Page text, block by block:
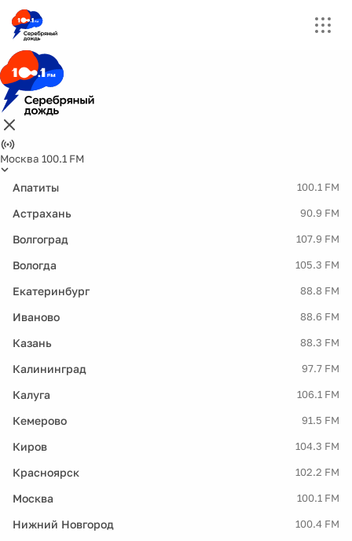
Москва 100.1 FM
Апатиты 100.1 FM
Астрахань 90.9 FM
Волгоград 107.9 FM
Вологда 105.3 FM
Екатеринбург 88.8 FM
Иваново 88.6 FM
Казань 88.3 FM
Калининград 97.7 FM
Калуга 106.1 FM
Кемерово 91.5 FM
Киров 104.3 FM
Красноярск 102.2 FM
Москва 100.1 FM
Нижний Новгород 100.4 FM